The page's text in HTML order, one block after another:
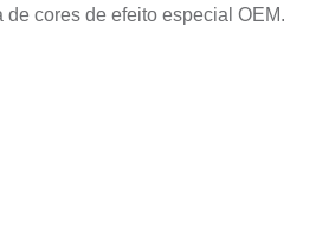
de cores de efeito especial OEM.